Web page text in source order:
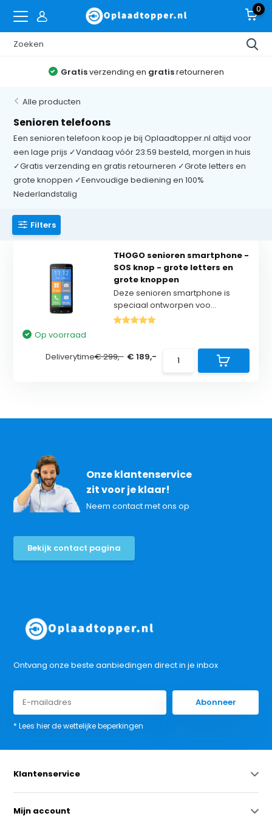
0
Gratisverzending en gratisretourneren
Alle producten
Senioren telefoons
Een senioren telefoon koop je bij Oplaadtopper.nl altijd voor
een lage prijs ✓Vandaag vóór 23:59 besteld, morgen in huis
✓Gratis verzending en gratis retourneren ✓Grote letters en
grote knoppen ✓Eenvoudige bediening en 100%
Nederlandstalig
Filters
THOGO senioren smartphone -
SOS knop - grote letters en
grote knoppen
Deze senioren smartphone is
speciaal ontworpen voo...
Op voorraad
Deliverytime€ 299,- € 189,-
Onze klantenservice
zit voor je klaar!
Neem contact met ons op
Bekijk contact pagina
Ontvang onze beste aanbiedingen direct in je inbox
Abonneer
* Lees hier de wettelijke beperkingen
Klantenservice
Mijn account